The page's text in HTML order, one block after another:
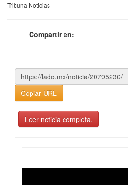
Tribuna Noticias
Compartir en:
Copiar URL
Leer noticia completa.